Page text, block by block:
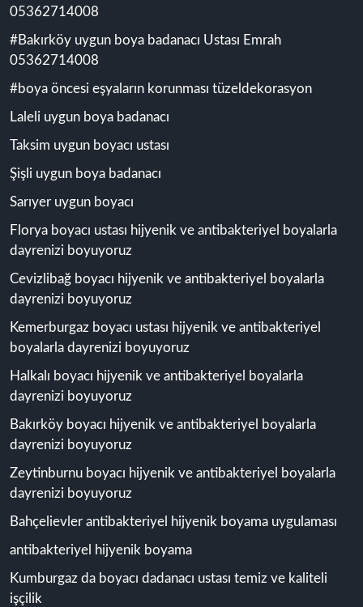
05362714008
#Bakırköy uygun boya badanacı Ustası Emrah
05362714008
#boya öncesi eşyaların korunması tüzeldekorasyon
Laleli uygun boya badanacı
Taksim uygun boyacı ustası
Şişli uygun boya badanacı
Sarıyer uygun boyacı
Florya boyacı ustası hijyenik ve antibakteriyel boyalarla
dayrenizi boyuyoruz
Cevizlibağ boyacı hijyenik ve antibakteriyel boyalarla
dayrenizi boyuyoruz
Kemerburgaz boyacı ustası hijyenik ve antibakteriyel
boyalarla dayrenizi boyuyoruz
Halkalı boyacı hijyenik ve antibakteriyel boyalarla
dayrenizi boyuyoruz
Bakırköy boyacı hijyenik ve antibakteriyel boyalarla
dayrenizi boyuyoruz
Zeytinburnu boyacı hijyenik ve antibakteriyel boyalarla
dayrenizi boyuyoruz
Bahçelievler antibakteriyel hijyenik boyama uygulaması
antibakteriyel hijyenik boyama
Kumburgaz da boyacı dadanacı ustası temiz ve kaliteli
işçilik